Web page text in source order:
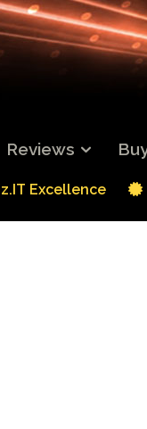
Reviews
Excellence